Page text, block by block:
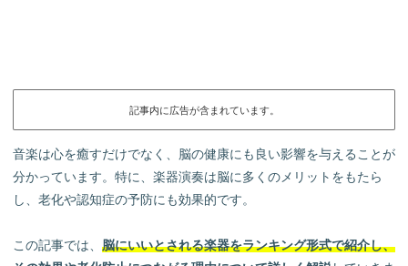
記事内に広告が含まれています。
音楽は心を癒すだけでなく、脳の健康にも良い影響を与えることが
分かっています。特に、楽器演奏は脳に多くのメリットをもたら
し、老化や認知症の予防にも効果的です。
この記事では、 脳にいいとされる楽器をランキング形式で紹介し、